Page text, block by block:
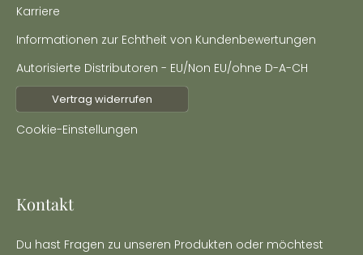
Kontakt
Du hast Fragen zu unseren Produkten oder möchtest
Karriere
Informationen zur Echtheit von Kundenbewertungen
Autorisierte Distributoren - EU/Non EU/ohne D-A-CH
Vertrag widerrufen
Cookie-Einstellungen